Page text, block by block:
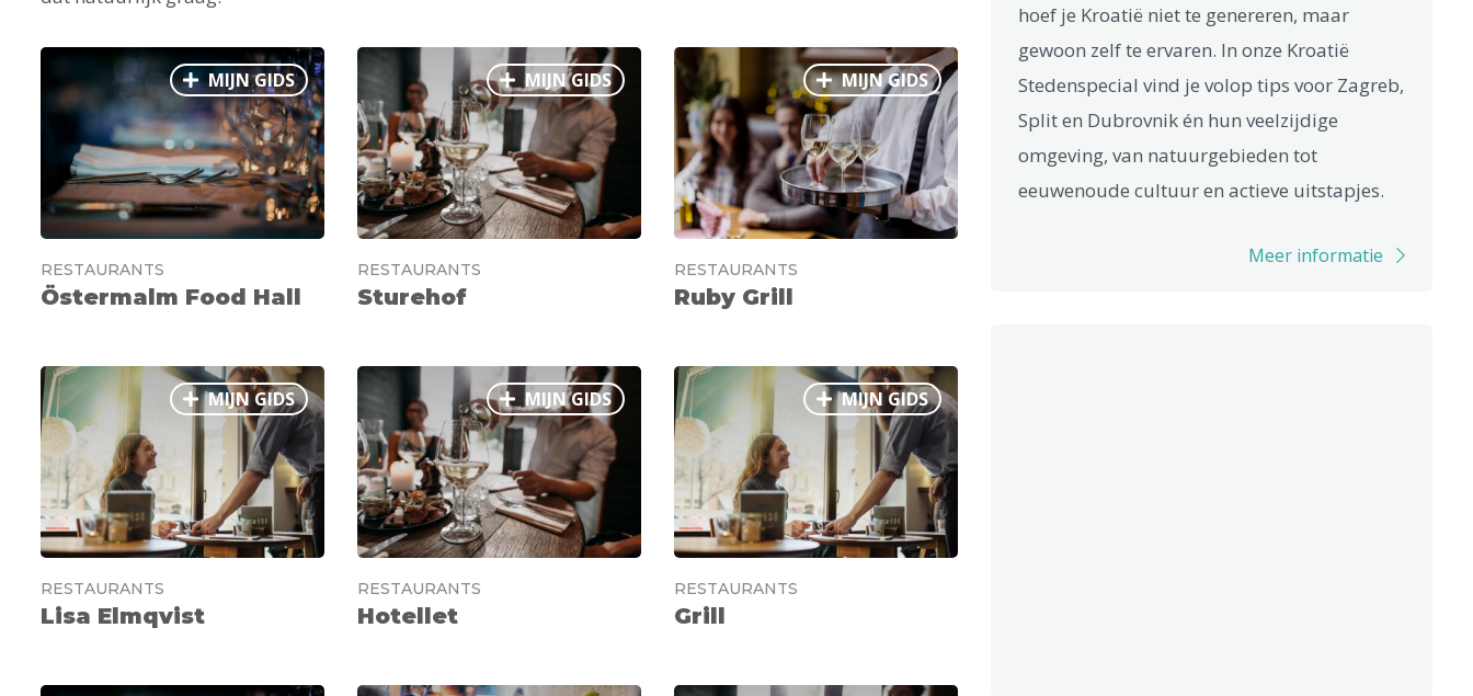
MIJN GIDS
RESTAURANTS
Östermalm Food Hall
MIJN GIDS
RESTAURANTS
Sturehof
MIJN GIDS
RESTAURANTS
Ruby Grill
MIJN GIDS
RESTAURANTS
Lisa Elmqvist
MIJN GIDS
RESTAURANTS
Hotellet
MIJN GIDS
RESTAURANTS
Grill
hoef je Kroatië niet te genereren, maar
gewoon zelf te ervaren. In onze Kroatië
Stedenspecial vind je volop tips voor Zagreb,
Split en Dubrovnik én hun veelzijdige
omgeving, van natuurgebieden tot
eeuwenoude cultuur en actieve uitstapjes.
Meer informatie